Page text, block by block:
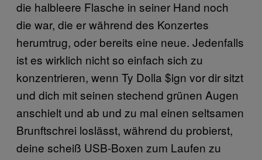
die halbleere Flasche in seiner Hand noch
die war, die er während des Konzertes
herumtrug, oder bereits eine neue. Jedenfalls
ist es wirklich nicht so einfach sich zu
konzentrieren, wenn Ty Dolla $ign vor dir sitzt
und dich mit seinen stechend grünen Augen
anschielt und ab und zu mal einen seltsamen
Brunftschrei loslässt, während du probierst,
deine scheiß USB-Boxen zum Laufen zu